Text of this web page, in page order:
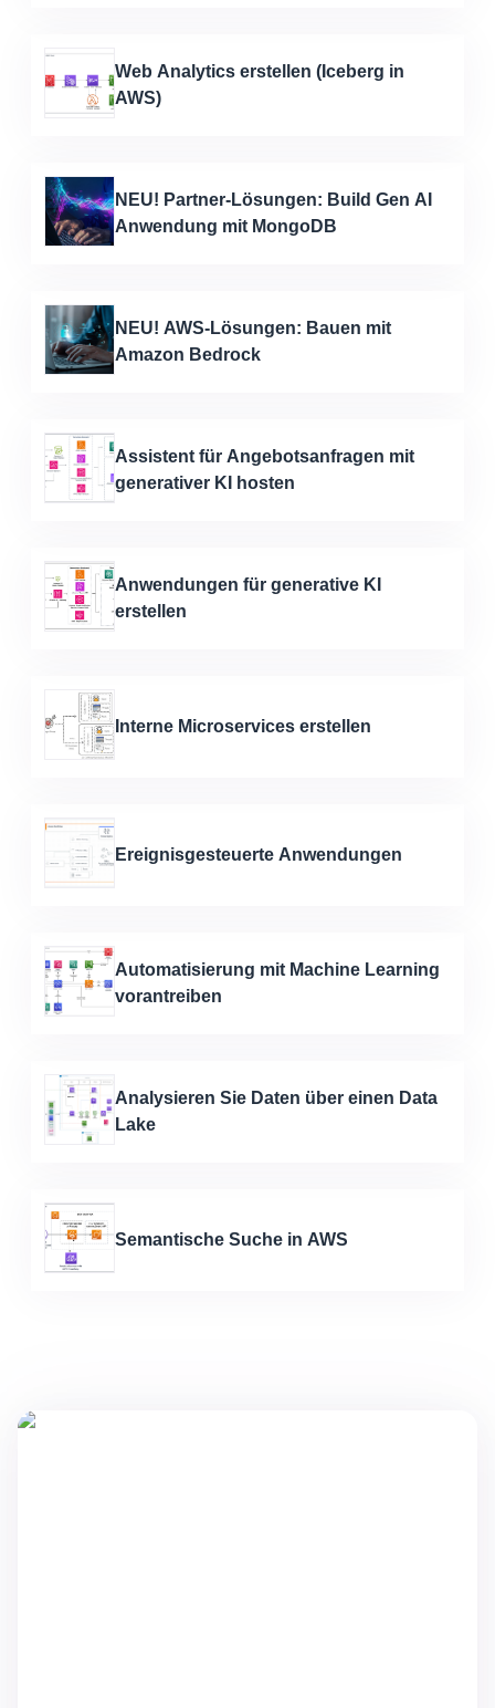
Web Analytics erstellen (Iceberg in
AWS)
NEU! Partner-Lösungen: Build Gen AI
Anwendung mit MongoDB
NEU! AWS-Lösungen: Bauen mit
Amazon Bedrock
Assistent für Angebotsanfragen mit
generativer KI hosten
Anwendungen für generative KI
erstellen
Interne Microservices erstellen
Ereignisgesteuerte Anwendungen
Automatisierung mit Machine Learning
vorantreiben
Analysieren Sie Daten über einen Data
Lake
Semantische Suche in AWS